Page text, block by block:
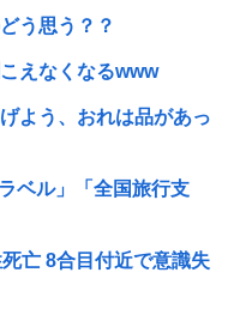
う思う？？
えなくなるwww
よう、おれは品があっ
ベル」「全国旅行支
亡 8合目付近で意識失